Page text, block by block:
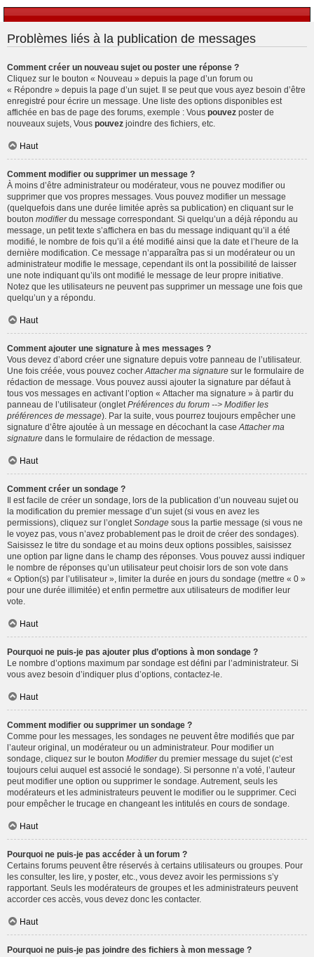
Problèmes liés à la publication de messages
Comment créer un nouveau sujet ou poster une réponse ?
Cliquez sur le bouton « Nouveau » depuis la page d’un forum ou
« Répondre » depuis la page d’un sujet. Il se peut que vous ayez besoin d’être
enregistré pour écrire un message. Une liste des options disponibles est
affichée en bas de page des forums, exemple : Vous pouvez poster de
nouveaux sujets, Vous pouvez joindre des fichiers, etc.
Haut
Comment modifier ou supprimer un message ?
À moins d’être administrateur ou modérateur, vous ne pouvez modifier ou
supprimer que vos propres messages. Vous pouvez modifier un message
(quelquefois dans une durée limitée après sa publication) en cliquant sur le
bouton modifierdu message correspondant. Si quelqu’un a déjà répondu au
message, un petit texte s’affichera en bas du message indiquant qu’il a été
modifié, le nombre de fois qu’il a été modifié ainsi que la date et l’heure de la
dernière modification. Ce message n’apparaîtra pas si un modérateur ou un
administrateur modifie le message, cependant ils ont la possibilité de laisser
une note indiquant qu’ils ont modifié le message de leur propre initiative.
Notez que les utilisateurs ne peuvent pas supprimer un message une fois que
quelqu’un y a répondu.
Haut
Comment ajouter une signature à mes messages ?
Vous devez d’abord créer une signature depuis votre panneau de l’utilisateur.
Une fois créée, vous pouvez cocher Attacher ma signature sur le formulaire de
rédaction de message. Vous pouvez aussi ajouter la signature par défaut à
tous vos messages en activant l’option « Attacher ma signature » à partir du
panneau de l’utilisateur (onglet Préférences du forum --> Modifier les
préférences de message). Par la suite, vous pourrez toujours empêcher une
signature d’être ajoutée à un message en décochant la case Attacher ma
signature dans le formulaire de rédaction de message.
Haut
Comment créer un sondage ?
Il est facile de créer un sondage, lors de la publication d’un nouveau sujet ou
la modification du premier message d’un sujet (si vous en avez les
permissions), cliquez sur l’onglet Sondage sous la partie message (si vous ne
le voyez pas, vous n’avez probablement pas le droit de créer des sondages).
Saisissez le titre du sondage et au moins deux options possibles, saisissez
une option par ligne dans le champ des réponses. Vous pouvez aussi indiquer
le nombre de réponses qu’un utilisateur peut choisir lors de son vote dans
« Option(s) par l’utilisateur », limiter la durée en jours du sondage (mettre « 0 »
pour une durée illimitée) et enfin permettre aux utilisateurs de modifier leur
vote.
Haut
Pourquoi ne puis-je pas ajouter plus d’options à mon sondage ?
Le nombre d’options maximum par sondage est défini par l’administrateur. Si
vous avez besoin d’indiquer plus d’options, contactez-le.
Haut
Comment modifier ou supprimer un sondage ?
Comme pour les messages, les sondages ne peuvent être modifiés que par
l’auteur original, un modérateur ou un administrateur. Pour modifier un
sondage, cliquez sur le bouton Modifierdu premier message du sujet (c’est
toujours celui auquel est associé le sondage). Si personne n’a voté, l’auteur
peut modifier une option ou supprimer le sondage. Autrement, seuls les
modérateurs et les administrateurs peuvent le modifier ou le supprimer. Ceci
pour empêcher le trucage en changeant les intitulés en cours de sondage.
Haut
Pourquoi ne puis-je pas accéder à un forum ?
Certains forums peuvent être réservés à certains utilisateurs ou groupes. Pour
les consulter, les lire, y poster, etc., vous devez avoir les permissions s’y
rapportant. Seuls les modérateurs de groupes et les administrateurs peuvent
accorder ces accès, vous devez donc les contacter.
Haut
Pourquoi ne puis-je pas joindre des fichiers à mon message ?